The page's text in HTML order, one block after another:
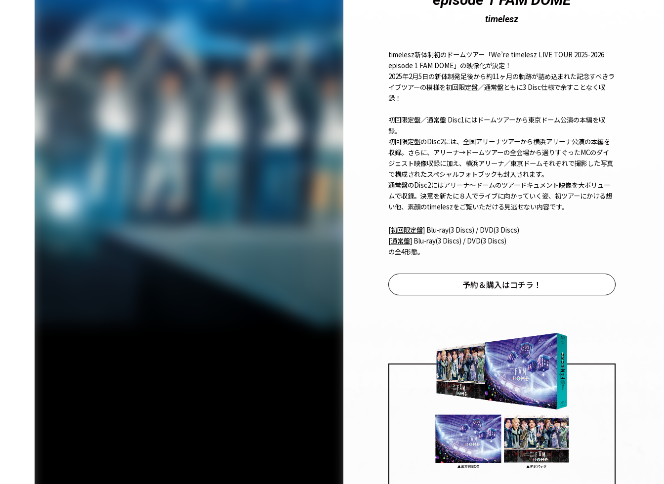
timelesz
timelesz新体制初のドームツアー「We’re timelesz LIVE TOUR 2025-2026
episode 1 FAM DOME」の映像化が決定！
2025年2月5日の新体制発足後から約11ヶ月の軌跡が詰め込まれた記念すべきラ
イブツアーの模様を初回限定盤／通常盤ともに3 Disc仕様で余すことなく収
録！
初回限定盤／通常盤 Disc1にはドームツアーから東京ドーム公演の本編を収
録。
初回限定盤のDisc2には、全国アリーナツアーから横浜アリーナ公演の本編を
収録。さらに、アリーナ→ドームツアーの全会場から選りすぐったMCのダイ
ジェスト映像収録に加え、横浜アリーナ／東京ドームそれぞれで撮影した写真
で構成されたスペシャルフォトブックも封入されます。
通常盤のDisc2にはアリーナ～ドームのツアー ドキュメント映像を大ボリュー
ムで収録。決意を新たに８人でライブに向かっていく姿、初ツアーにかける想
い他、素顔のtimeleszをご覧いただける見逃せない内容です。
[初回限定盤] Blu-ray(3 Discs) / DVD(3 Discs)
[通常盤] Blu-ray(3 Discs) / DVD(3 Discs)
の全4形態。
予約＆購入はコチラ！